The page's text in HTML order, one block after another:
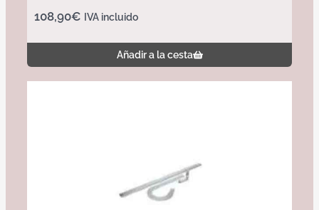
108,90€ IVA incluido
Añadir a la cesta